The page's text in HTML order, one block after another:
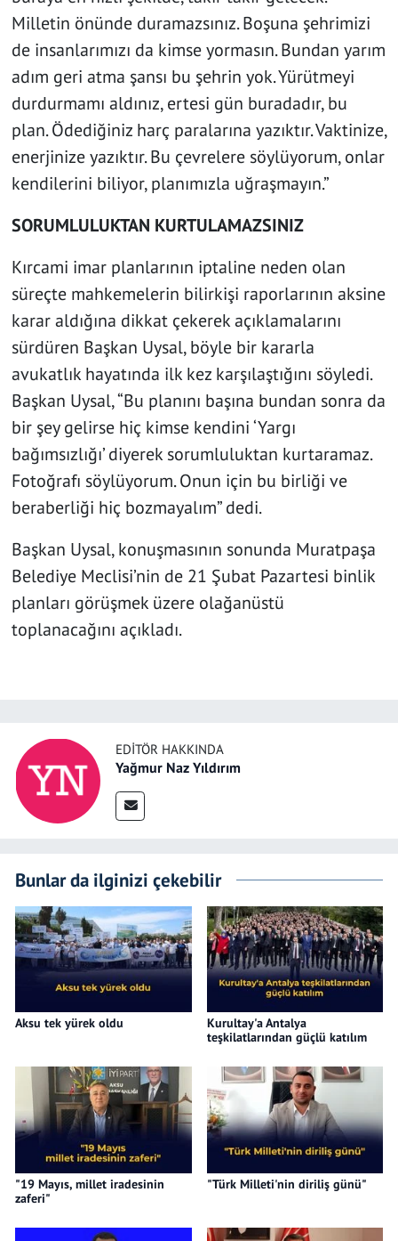
Milletin önünde duramazsınız. Boşuna şehrimizi
de insanlarımızı da kimse yormasın. Bundan yarım
adım geri atma şansı bu şehrin yok. Yürütmeyi
durdurmamı aldınız, ertesi gün buradadır, bu
plan. Ödediğiniz harç paralarına yazıktır. Vaktinize,
enerjinize yazıktır. Bu çevrelere söylüyorum, onlar
kendilerini biliyor, planımızla uğraşmayın.”
SORUMLULUKTAN KURTULAMAZSINIZ
Kırcami imar planlarının iptaline neden olan
süreçte mahkemelerin bilirkişi raporlarının aksine
karar aldığına dikkat çekerek açıklamalarını
sürdüren Başkan Uysal, böyle bir kararla
avukatlık hayatında ilk kez karşılaştığını söyledi.
Başkan Uysal, “Bu planını başına bundan sonra da
bir şey gelirse hiç kimse kendini ‘Yargı
bağımsızlığı’ diyerek sorumluluktan kurtaramaz.
Fotoğrafı söylüyorum. Onun için bu birliği ve
beraberliği hiç bozmayalım” dedi.
Başkan Uysal, konuşmasının sonunda Muratpaşa
Belediye Meclisi’nin de 21 Şubat Pazartesi binlik
planları görüşmek üzere olağanüstü
toplanacağını açıkladı.
EDITÖR HAKKINDA
Yağmur Naz Yıldırım
Bunlar da ilginizi çekebilir
Aksu tek yürek oldu
Kurultay'a Antalya
teşkilatlarından güçlü katılım
"19 Mayıs, millet iradesinin
zaferi"
"Türk Milleti'nin diriliş günü"